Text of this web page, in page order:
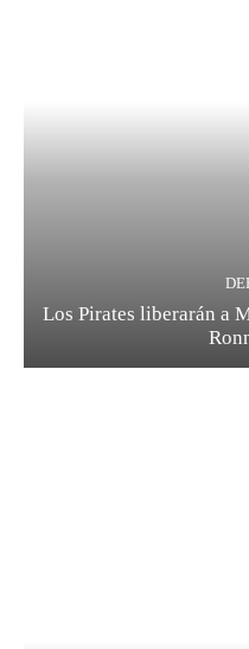
Los Pirates liberarán a